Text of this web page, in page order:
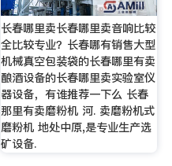
长春哪里卖长春哪里卖音响比较
全比较专业？长春哪有销售大型
机械真空包装袋的长春哪里有卖
酿酒设备的长春哪里卖实验室仪
器设备，有谁推荐一下么 长春
那里有卖磨粉机 河. 卖磨粉机式
磨粉机 地处中原,是专业生产选
矿设备.